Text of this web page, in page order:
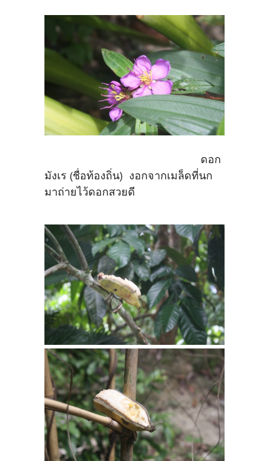
ดอก
มังเร (ชื่อท้องถิ่น) งอกจากเมล็ดที่นก
มาถ่ายไว้ดอกสวยดี